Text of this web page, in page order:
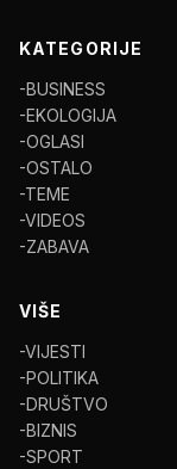
KATEGORIJE
-BUSINESS
-EKOLOGIJA
-OGLASI
-OSTALO
-TEME
-VIDEOS
-ZABAVA
VIŠE
-VIJESTI
-POLITIKA
-DRUŠTVO
-BIZNIS
-SPORT